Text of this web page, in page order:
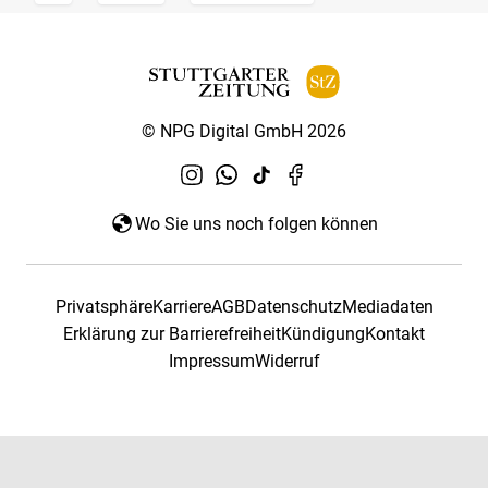
© NPG Digital GmbH 2026
Wo Sie uns noch folgen können
PrivatsphäreKarriereAGBDatenschutzMediadaten
Erklärung zur BarrierefreiheitKündigungKontakt
ImpressumWiderruf